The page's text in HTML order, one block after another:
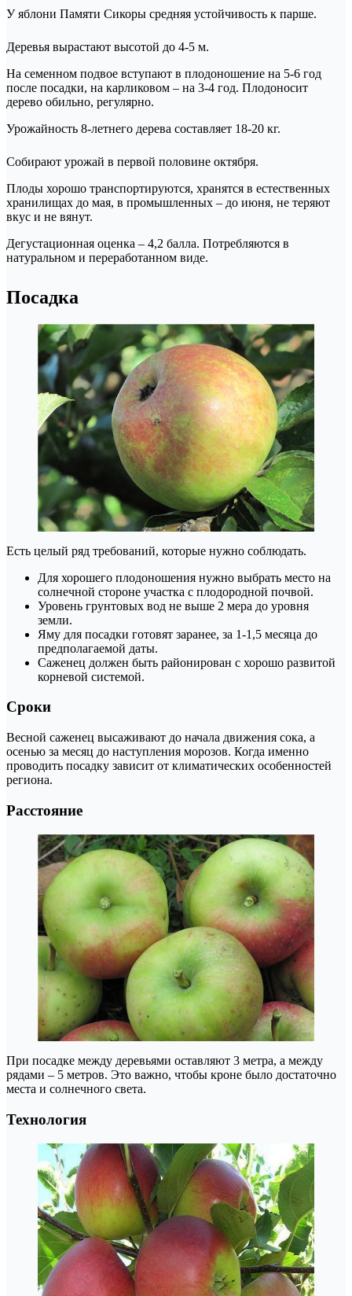
У яблони Памяти Сикоры средняя устойчивость к парше.
Деревья вырастают высотой до 4-5 м.
На семенном подвое вступают в плодоношение на 5-6 год
после посадки, на карликовом – на 3-4 год. Плодоносит
дерево обильно, регулярно.
Урожайность 8-летнего дерева составляет 18-20 кг.
Собирают урожай в первой половине октября.
Плоды хорошо транспортируются, хранятся в естественных
хранилищах до мая, в промышленных – до июня, не теряют
вкус и не вянут.
Дегустационная оценка – 4,2 балла. Потребляются в
натуральном и переработанном виде.
Посадка
Есть целый ряд требований, которые нужно соблюдать.
Для хорошего плодоношения нужно выбрать место на
солнечной стороне участка с плодородной почвой.
Уровень грунтовых вод не выше 2 мера до уровня
земли.
Яму для посадки готовят заранее, за 1-1,5 месяца до
предполагаемой даты.
Саженец должен быть районирован с хорошо развитой
корневой системой.
Сроки
Весной саженец высаживают до начала движения сока, а
осенью за месяц до наступления морозов. Когда именно
проводить посадку зависит от климатических особенностей
региона.
Расстояние
При посадке между деревьями оставляют 3 метра, а между
рядами – 5 метров. Это важно, чтобы кроне было достаточно
места и солнечного света.
Технология